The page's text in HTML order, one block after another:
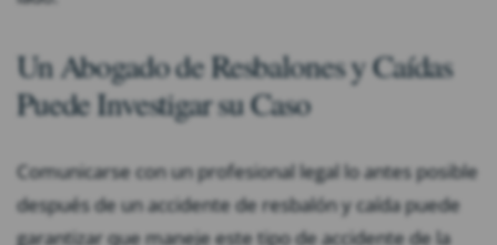
Un Abogado de Resbalones y Caídas
Puede Investigar su Caso
Comunicarse con un profesional legal lo antes posible
después de un accidente de resbalón y caída puede
garantizar que maneje este tipo de accidente de la